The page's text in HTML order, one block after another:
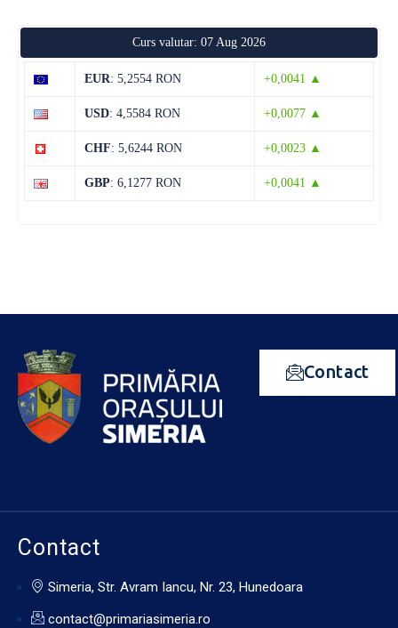
Curs valutar: 07 Aug 2026
EUR: 5,2554 RON +0,0041 ▲
USD: 4,5584 RON +0,0077 ▲
CHF: 5,6244 RON +0,0023 ▲
GBP: 6,1277 RON +0,0041 ▲
Contact
Contact
Simeria, Str. Avram Iancu, Nr. 23, Hunedoara
contact@primariasimeria.ro